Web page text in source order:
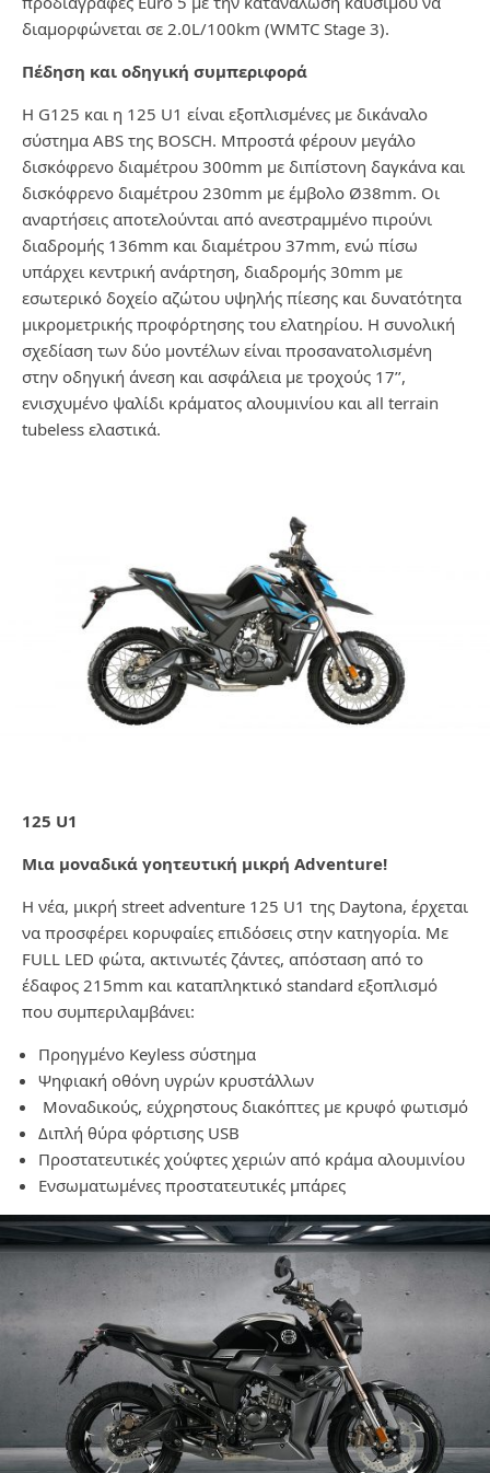
διαμορφώνεται σε 2.0L/100km (WMTC Stage 3).
Πέδηση και οδηγική συμπεριφορά
Η G125 και η 125 U1 είναι εξοπλισμένες με δικάναλο
σύστημα ABS της BOSCH. Μπροστά φέρουν μεγάλο
δισκόφρενο διαμέτρου 300mm με διπίστονη δαγκάνα και
δισκόφρενο διαμέτρου 230mm με έμβολο Ø38mm. Οι
αναρτήσεις αποτελούνται από ανεστραμμένο πιρούνι
διαδρομής 136mm και διαμέτρου 37mm, ενώ πίσω
υπάρχει κεντρική ανάρτηση, διαδρομής 30mm με
εσωτερικό δοχείο αζώτου υψηλής πίεσης και δυνατότητα
μικρομετρικής προφόρτησης του ελατηρίου. Η συνολική
σχεδίαση των δύο μοντέλων είναι προσανατολισμένη
στην οδηγική άνεση και ασφάλεια με τροχούς 17’’,
ενισχυμένο ψαλίδι κράματος αλουμινίου και all terrain
tubeless ελαστικά.
125 U1
Μια μοναδικά γοητευτική μικρή Adventure!
Η νέα, μικρή street adventure 125 U1 της Daytona, έρχεται
να προσφέρει κορυφαίες επιδόσεις στην κατηγορία. Με
FULL LED φώτα, ακτινωτές ζάντες, απόσταση από το
έδαφος 215mm και καταπληκτικό standard εξοπλισμό
που συμπεριλαμβάνει:
Προηγμένο Keyless σύστημα
Ψηφιακή οθόνη υγρών κρυστάλλων
Μοναδικούς, εύχρηστους διακόπτες με κρυφό φωτισμό
Διπλή θύρα φόρτισης USB
Προστατευτικές χούφτες χεριών από κράμα αλουμινίου
Ενσωματωμένες προστατευτικές μπάρες